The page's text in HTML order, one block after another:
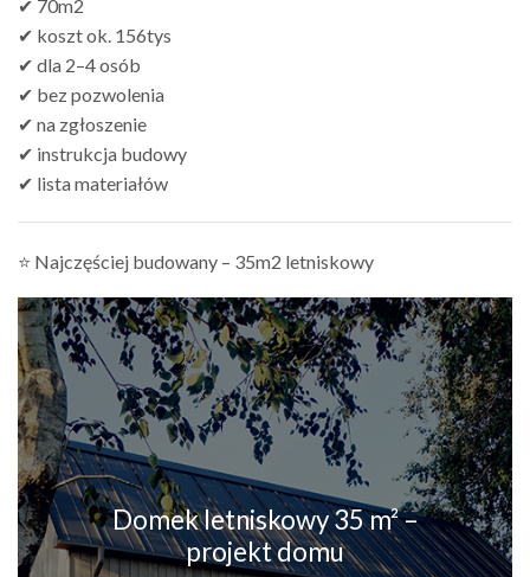
✔ 70m2
✔ koszt ok. 156tys
✔ dla 2–4 osób
✔ bez pozwolenia
✔ na zgłoszenie
✔ instrukcja budowy
✔ lista materiałów
⭐ Najczęściej budowany – 35m2 letniskowy
Domek letniskowy 35 m² –
projekt domu